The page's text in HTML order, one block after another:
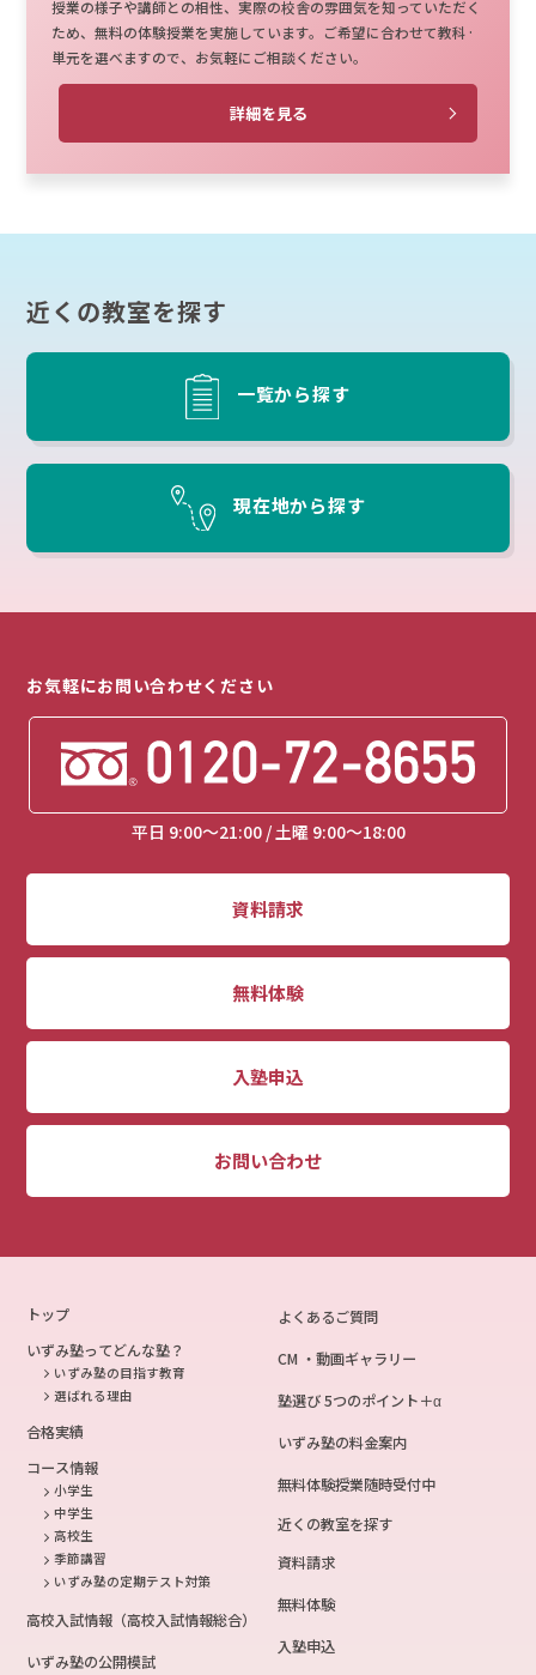
授業の様子や講師との相性、実際の校舎の雰囲気を知っていただく
ため、無料の体験授業を実施しています。ご希望に合わせて教科·
単元を選べますので、お気軽にご相談ください。
詳細を見る
近くの教室を探す
一覧から探す
現在地から探す
お気軽にお問い合わせください
平日 9:00～21:00 / 土曜 9:00～18:00
資料請求
無料体験
入塾申込
お問い合わせ
トップ
いずみ塾ってどんな塾？
いずみ塾の目指す教育
選ばれる理由
合格実績
コース情報
小学生
中学生
高校生
季節講習
いずみ塾の定期テスト対策
高校入試情報（高校入試情報総合）
いずみ塾の公開模試
よくあるご質問
CM ・動画ギャラリー
塾選び 5つのポイント＋α
いずみ塾の料金案内
無料体験授業随時受付中
近くの教室を探す
資料請求
無料体験
入塾申込